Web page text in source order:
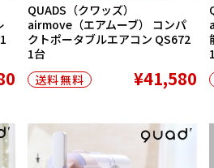
QUADS（クワッズ）
airmove（エアムーブ） コンパ
クトポータブルエアコン QS672
1台
送料無料
¥41,580